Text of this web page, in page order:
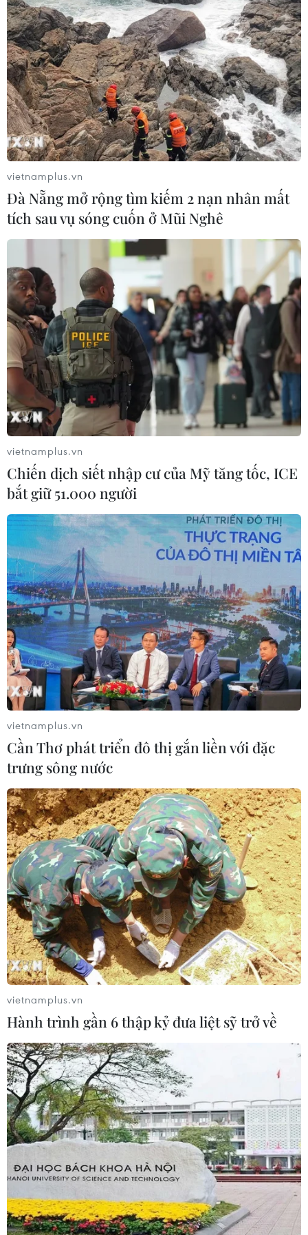
TIN CÙNG CHUYÊN MỤC
Cứu sống trẻ sinh cực non 25 tuần
thai, nặng gần 700 gram
09/08/2026 04:44
Đầu tư cho sức khỏe từ phòng bệnh
đến hạ tầng y tế
09/08/2026 03:29
vietnamplus.vn
Đà Nẵng mở rộng tìm kiếm 2 nạn nhân mất
tích sau vụ sóng cuốn ở Mũi Nghê
vietnamplus.vn
Chiến dịch siết nhập cư của Mỹ tăng tốc, ICE
bắt giữ 51.000 người
vietnamplus.vn
Cần Thơ phát triển đô thị gắn liền với đặc
trưng sông nước
vietnamplus.vn
Hành trình gần 6 thập kỷ đưa liệt sỹ trở về